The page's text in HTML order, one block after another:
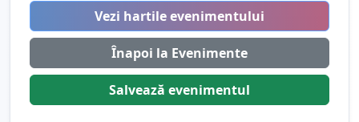
Vezi hartile evenimentului
Înapoi la Evenimente
Salvează evenimentul